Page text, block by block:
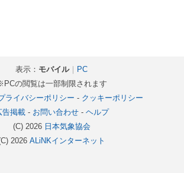
表示： モバイル｜
PC
の閲覧は一部制限されます
ライバシーポリシー - クッキーポリシー
告掲載- お問い合わせ- ヘルプ
(C) 2026 日本気象協会
2026 ALiNKインターネット